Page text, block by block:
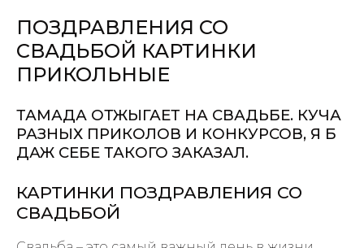
ПОЗДРАВЛЕНИЯ СО
СВАДЬБОЙ КАРТИНКИ
ПРИКОЛЬНЫЕ
ТАМАДА ОТЖЫГАЕТ НА СВАДЬБЕ. КУЧА
РАЗНЫХ ПРИКОЛОВ И КОНКУРСОВ, Я Б
ДАЖ СЕБЕ ТАКОГО ЗАКАЗАЛ.
КАРТИНКИ ПОЗДРАВЛЕНИЯ СО
СВАДЬБОЙ